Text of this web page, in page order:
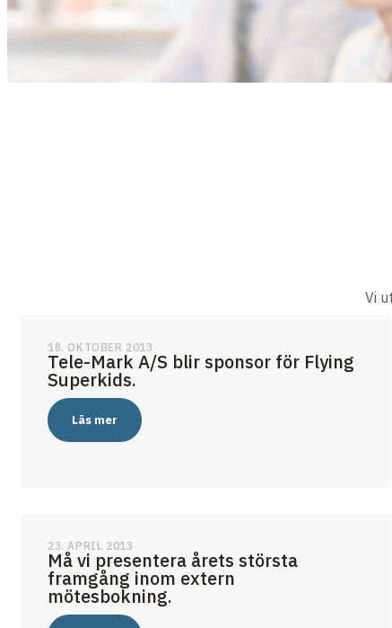
Vi
18. OKTOBER 2013
Tele-Mark A/S blir sponsor för Flying
Superkids.
Läs mer
23. APRIL 2013
Må vi presentera årets största
framgång inom extern
mötesbokning.